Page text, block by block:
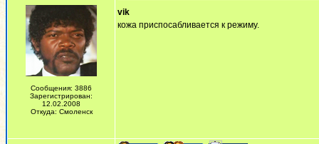
Сообщения: 3886
Зарегистрирован:
12.02.2008
Откуда: Смоленск
vik
кожа приспосабливается к режиму.